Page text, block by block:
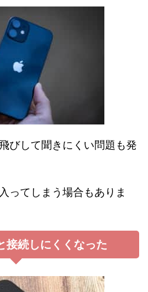
びして聞きにくい問題も発
ってしまう場合もありま
続しにくくなった